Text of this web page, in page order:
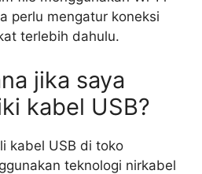
perlu mengatur koneksi
terlebih dahulu.
jika saya
kabel USB?
kabel USB di toko
teknologi nirkabel